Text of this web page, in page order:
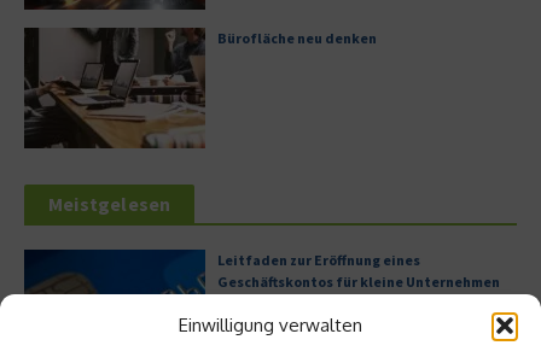
Einwilligung verwalten
Bürofläche neu denken
Meistgelesen
Leitfaden zur Eröffnung eines
Geschäftskontos für kleine Unternehmen